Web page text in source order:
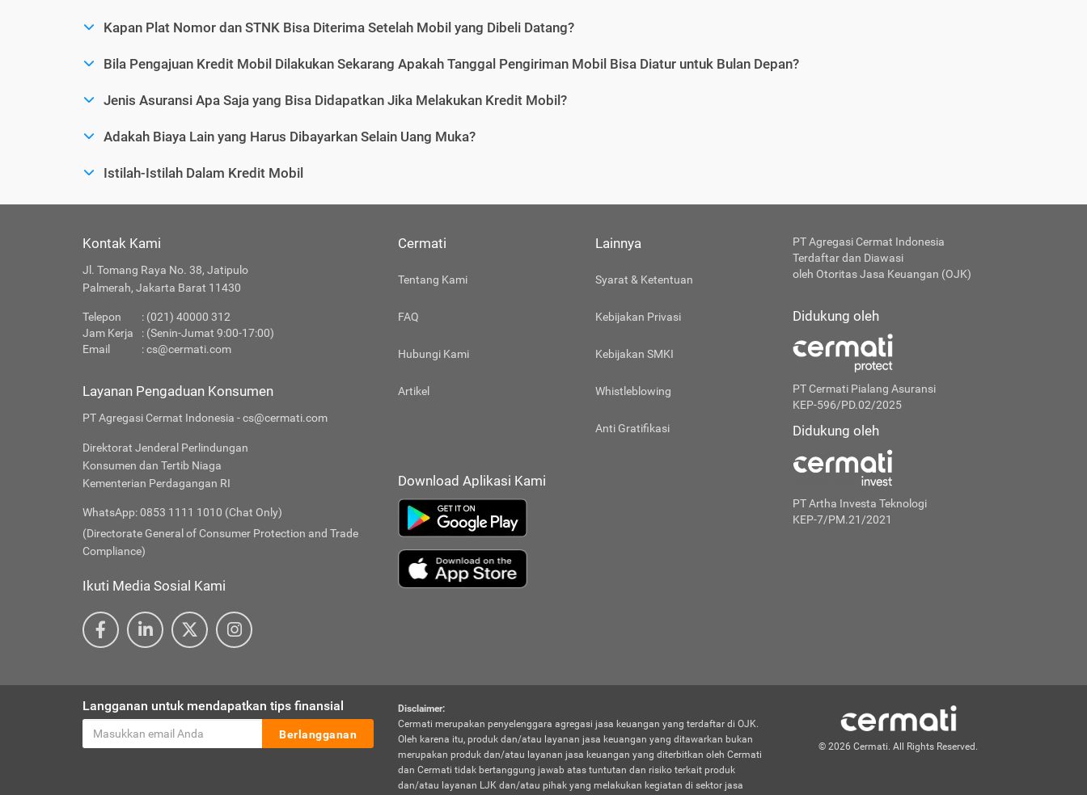
Kapan Plat Nomor dan STNK Bisa Diterima Setelah Mobil yang Dibeli Datang?
Bila Pengajuan Kredit Mobil Dilakukan Sekarang Apakah Tanggal Pengiriman Mobil Bisa Diatur untuk Bulan Depan?
Jenis Asuransi Apa Saja yang Bisa Didapatkan Jika Melakukan Kredit Mobil?
Adakah Biaya Lain yang Harus Dibayarkan Selain Uang Muka?
Istilah-Istilah Dalam Kredit Mobil
Kontak Kami
Jl. Tomang Raya No. 38, Jatipulo
Palmerah, Jakarta Barat 11430
Telepon
: (021) 40000 312
Jam Kerja
: (Senin-Jumat 9:00-17:00)
Email
:cs@cermati.com
Layanan Pengaduan Konsumen
PT Agregasi Cermat Indonesia - cs@cermati.com
Direktorat Jenderal Perlindungan
Konsumen dan Tertib Niaga
Kementerian Perdagangan RI
WhatsApp: 0853 1111 1010 (Chat Only)
(Directorate General of Consumer Protection and Trade
Compliance)
Ikuti Media Sosial Kami
Cermati
Tentang Kami
FAQ
Hubungi Kami
Artikel
Lainnya
Syarat & Ketentuan
Kebijakan Privasi
Kebijakan SMKI
Whistleblowing
Anti Gratifikasi
Download Aplikasi Kami
PT Agregasi Cermat Indonesia
Terdaftar dan Diawasi
oleh Otoritas Jasa Keuangan (OJK)
Didukung oleh
PT Cermati Pialang Asuransi
KEP-596/PD.02/2025
Didukung oleh
PT Artha Investa Teknologi
KEP-7/PM.21/2021
Langganan untuk mendapatkan tips finansial
Berlangganan
Disclaimer:
Cermati merupakan penyelenggara agregasi jasa keuangan yang terdaftar di OJK.
Oleh karena itu, produk dan/atau layanan jasa keuangan yang ditawarkan bukan
merupakan produk dan/atau layanan jasa keuangan yang diterbitkan oleh Cermati
dan Cermati tidak bertanggung jawab atas tuntutan dan risiko terkait produk
dan/atau layanan LJK dan/atau pihak yang melakukan kegiatan di sektor jasa
© 2026 Cermati. All Rights Reserved.